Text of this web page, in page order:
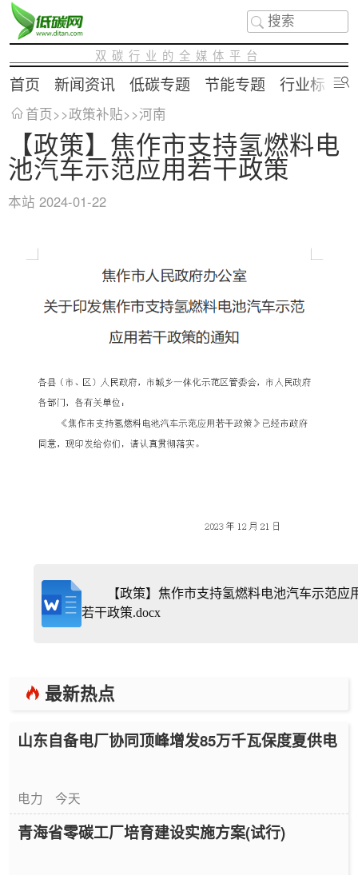
双碳行业的全媒体平台
首页 新闻资讯 低碳专题 节能专题 行业标准
首页>>政策补贴>>河南
【政策】焦作市支持氢燃料电
池汽车示范应用若干政策
本站 2024-01-22
【政策】焦作市支持氢燃料电池汽车示范应
若干政策.docx
最新热点
山东自备电厂协同顶峰增发85万千瓦保度夏供电
电力 今天
青海省零碳工厂培育建设实施方案(试行)